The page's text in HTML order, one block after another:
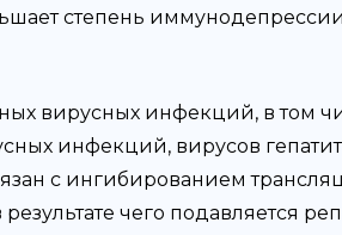
степень
вирусных инфекций, в том
инфекций, вирусов
с ингибированием
чего подавляется